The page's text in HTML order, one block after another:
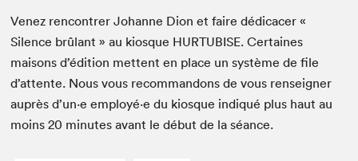
Venez ren­con­tr­er Johanne Dion et faire dédi­cac­er «
Silence brûlant » au kiosque HUR­TUBISE. Cer­taines
maisons d’édi­tion met­tent en place un sys­tème de file
d’at­tente. Nous vous recom­man­dons de vous ren­seign­er
auprès d’un·e employé·e du kiosque indiqué plus haut au
moins20 min­utes avant le début de la séance.